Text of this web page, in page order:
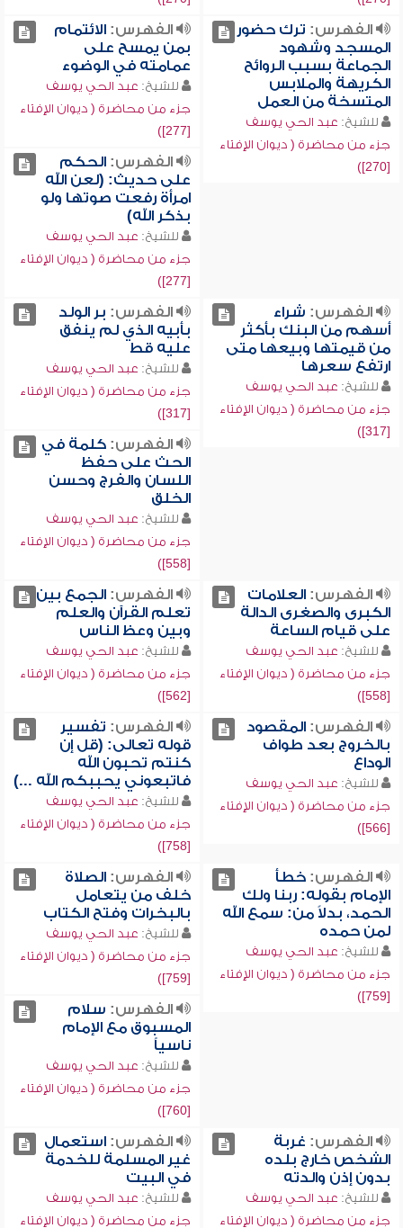
الفهرس: ترك حضور
المسجد وشهود
الجماعة بسبب الروائح
الكريهة والملابس
المتسخة من العمل
للشيخ: عبد الحي يوسف
جزء من محاضرة ( ديوان الإفتاء
[270])
الفهرس:الائتمام
بمن يمسح على
عمامته في الوضوء
للشيخ: عبد الحي يوسف
جزء من محاضرة ( ديوان الإفتاء
[277])
الفهرس:الحكم
على حديث: (لعن الله
امرأة رفعت صوتها ولو
بذكر الله)
للشيخ: عبد الحي يوسف
جزء من محاضرة ( ديوان الإفتاء
[277])
الفهرس: شراء
أسهم من البنك بأكثر
من قيمتها وبيعها متى
ارتفع سعرها
للشيخ: عبد الحي يوسف
جزء من محاضرة ( ديوان الإفتاء
[317])
الفهرس: بر الولد
بأبيه الذي لم ينفق
عليه قط
للشيخ: عبد الحي يوسف
جزء من محاضرة ( ديوان الإفتاء
[317])
الفهرس:كلمة في
الحث على حفظ
اللسان والفرج وحسن
الخلق
للشيخ: عبد الحي يوسف
جزء من محاضرة ( ديوان الإفتاء
[558])
الفهرس:العلامات
الكبرى والصغرى الدالة
على قيام الساعة
للشيخ: عبد الحي يوسف
جزء من محاضرة ( ديوان الإفتاء
[558])
الفهرس:الجمع بين
تعلم القرآن والعلم
وبين وعظ الناس
للشيخ: عبد الحي يوسف
جزء من محاضرة ( ديوان الإفتاء
[562])
الفهرس:المقصود
بالخروج بعد طواف
الوداع
للشيخ: عبد الحي يوسف
جزء من محاضرة ( ديوان الإفتاء
[566])
الفهرس: تفسير
قوله تعالى: (قل إن
كنتم تحبون الله
فاتبعوني يحببكم الله ...)
للشيخ: عبد الحي يوسف
جزء من محاضرة ( ديوان الإفتاء
[758])
الفهرس:خطأ
الإمام بقوله: ربنا ولك
الحمد، بدلاً من: سمع الله
لمن حمده
للشيخ: عبد الحي يوسف
جزء من محاضرة ( ديوان الإفتاء
[759])
الفهرس:الصلاة
خلف من يتعامل
بالبخرات وفتح الكتاب
للشيخ: عبد الحي يوسف
جزء من محاضرة ( ديوان الإفتاء
[759])
الفهرس: سلام
المسبوق مع الإمام
ناسياً
للشيخ: عبد الحي يوسف
جزء من محاضرة ( ديوان الإفتاء
[760])
الفهرس: غربة
الشخص خارج بلده
بدون إذن والدته
للشيخ: عبد الحي يوسف
جزء من محاضرة ( ديوان الإفتاء
الفهرس:استعمال
غير المسلمة للخدمة
في البيت
للشيخ: عبد الحي يوسف
جزء من محاضرة ( ديوان الإفتاء